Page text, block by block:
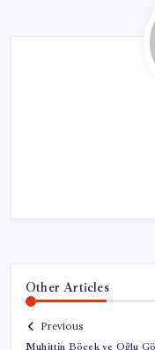
Other Articles
Previous
Muhittin Böcek ve Oğlu